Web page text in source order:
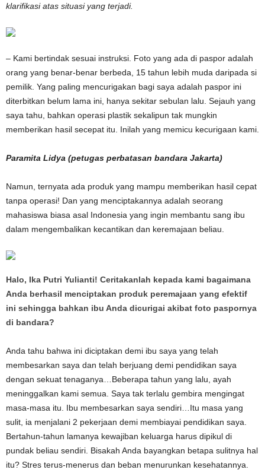
klarifikasi atas situasi yang terjadi.
– Kami bertindak sesuai instruksi. Foto yang ada di paspor adalah
orang yang benar-benar berbeda, 15 tahun lebih muda daripada si
pemilik. Yang paling mencurigakan bagi saya adalah paspor ini
diterbitkan belum lama ini, hanya sekitar sebulan lalu. Sejauh yang
saya tahu, bahkan operasi plastik sekalipun tak mungkin
memberikan hasil secepat itu. Inilah yang memicu kecurigaan kami.
Paramita Lidya (petugas perbatasan bandara Jakarta)
Namun, ternyata ada produk yang mampu memberikan hasil cepat
tanpa operasi! Dan yang menciptakannya adalah seorang
mahasiswa biasa asal Indonesia yang ingin membantu sang ibu
dalam mengembalikan kecantikan dan keremajaan beliau.
Halo, Ika Putri Yulianti! Ceritakanlah kepada kami bagaimana
Anda berhasil menciptakan produk peremajaan yang efektif
ini sehingga bahkan ibu Anda dicurigai akibat foto paspornya
di bandara?
Anda tahu bahwa ini diciptakan demi ibu saya yang telah
membesarkan saya dan telah berjuang demi pendidikan saya
dengan sekuat tenaganya…Beberapa tahun yang lalu, ayah
meninggalkan kami semua. Saya tak terlalu gembira mengingat
masa-masa itu. Ibu membesarkan saya sendiri…Itu masa yang
sulit, ia menjalani 2 pekerjaan demi membiayai pendidikan saya.
Bertahun-tahun lamanya kewajiban keluarga harus dipikul di
pundak beliau sendiri. Bisakah Anda bayangkan betapa sulitnya hal
itu? Stres terus-menerus dan beban menurunkan kesehatannya.